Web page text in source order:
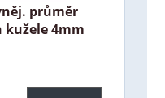
průměr
kužele 4mm